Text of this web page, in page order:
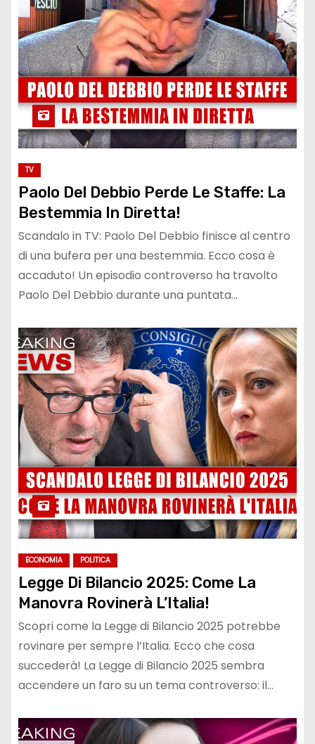
TV
Paolo Del Debbio Perde Le Staffe: La
Bestemmia In Diretta!
Scandalo in TV: Paolo Del Debbio finisce al centro
di una bufera per una bestemmia. Ecco cosa è
accaduto! Un episodio controverso ha travolto
Paolo Del Debbio durante una puntata…
ECONOMIA POLITICA
Legge Di Bilancio 2025: Come La
Manovra Rovinerà L’Italia!
Scopri come la Legge di Bilancio 2025 potrebbe
rovinare per sempre l’Italia. Ecco che cosa
succederà! La Legge di Bilancio 2025 sembra
accendere un faro su un tema controverso: il…